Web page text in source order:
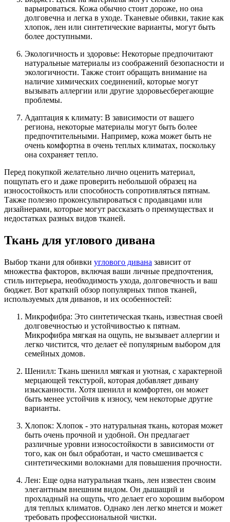
варьироваться. Кожа обычно стоит дороже, но она
долговечна и легка в уходе. Тканевые обивки, такие как
хлопок, лен или синтетические варианты, могут быть
более доступными.
Экологичность и здоровье: Некоторые предпочитают
натуральные материалы из соображений безопасности и
экологичности. Также стоит обращать внимание на
наличие химических соединений, которые могут
вызывать аллергии или другие здоровьесберегающие
проблемы.
Адаптация к климату: В зависимости от вашего
региона, некоторые материалы могут быть более
предпочтительными. Например, кожа может быть не
очень комфортна в очень теплых климатах, поскольку
она сохраняет тепло.
Перед покупкой желательно лично оценить материал,
пощупать его и даже проверить небольшой образец на
износостойкость или способность сопротивляться пятнам.
Также полезно проконсультироваться с продавцами или
дизайнерами, которые могут рассказать о преимуществах и
недостатках разных видов тканей.
Ткань для углового дивана
Выбор ткани для обивки углового дивана зависит от
множества факторов, включая ваши личные предпочтения,
стиль интерьера, необходимость ухода, долговечность и ваш
бюджет. Вот краткий обзор популярных типов тканей,
используемых для диванов, и их особенностей:
Микрофибра: Это синтетическая ткань, известная своей
долговечностью и устойчивостью к пятнам.
Микрофибра мягкая на ощупь, не вызывает аллергии и
легко чистится, что делает её популярным выбором для
семейных домов.
Шенилл: Ткань шенилл мягкая и уютная, с характерной
мерцающей текстурой, которая добавляет дивану
изысканности. Хотя шенилл и комфортен, он может
быть менее устойчив к износу, чем некоторые другие
варианты.
Хлопок: Хлопок - это натуральная ткань, которая может
быть очень прочной и удобной. Он предлагает
различные уровни износостойкости в зависимости от
того, как он был обработан, и часто смешивается с
синтетическими волокнами для повышения прочности.
Лен: Еще одна натуральная ткань, лен известен своим
элегантным внешним видом. Он дышащий и
прохладный на ощупь, что делает его хорошим выбором
для теплых климатов. Однако лен легко мнется и может
требовать профессиональной чистки.